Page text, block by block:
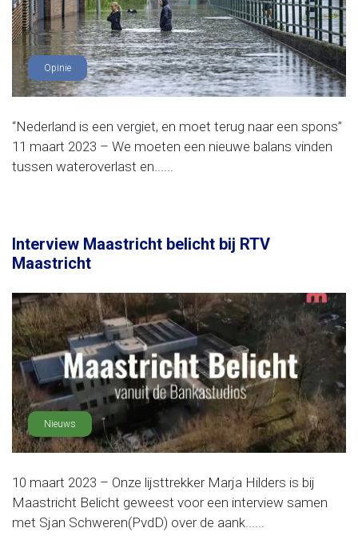
Opinie
“Nederland is een vergiet, en moet terug naar een spons”
11 maart 2023 – We moeten een nieuwe balans vinden
tussen wateroverlast en......
Interview Maastricht belicht bij RTV
Maastricht
Nieuws
10 maart 2023 – Onze lijsttrekker Marja Hilders is bij
Maastricht Belicht geweest voor een interview samen
met Sjan Schweren(PvdD) over de aank......